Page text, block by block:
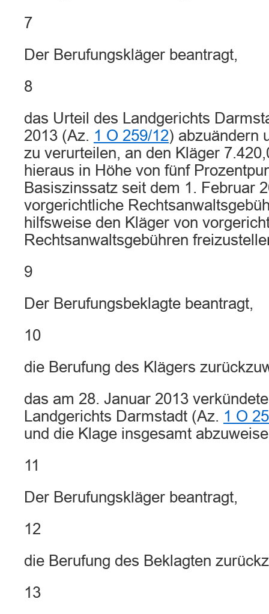
7
Der Berufungskläger beantragt,
8
das Urteil des Landgerichts
2013 (Az. 1 O 259/12) abzuändern
zu verurteilen, an den Kläger
hieraus in Höhe von fünf
Basiszinssatz seit dem 1. Februar
vorgerichtliche
hilfsweise den Kläger von
Rechtsanwaltsgebühren
9
Der Berufungsbeklagte beantragt,
10
die Berufung des Klägers
das am 28. Januar 2013
Landgerichts Darmstadt (Az. 1 O
und die Klage insgesamt
11
Der Berufungskläger beantragt,
12
die Berufung des Beklagten
13